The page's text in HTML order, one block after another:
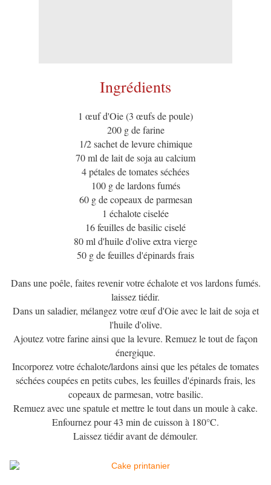
Ingrédients
1 œuf d'Oie (3 œufs de poule)
200 g de farine
1/2 sachet de levure chimique
70 ml de lait de soja au calcium
4 pétales de tomates séchées
100 g de lardons fumés
60 g de copeaux de parmesan
1 échalote ciselée
16 feuilles de basilic ciselé
80 ml d'huile d'olive extra vierge
50 g de feuilles d'épinards frais
Dans une poêle, faites revenir votre échalote et vos lardons fumés.
laissez tiédir.
Dans un saladier, mélangez votre œuf d'Oie avec le lait de soja et
l'huile d'olive.
Ajoutez votre farine ainsi que la levure. Remuez le tout de façon
énergique.
Incorporez votre échalote/lardons ainsi que les pétales de tomates
séchées coupées en petits cubes, les feuilles d'épinards frais, les
copeaux de parmesan, votre basilic.
Remuez avec une spatule et mettre le tout dans un moule à cake.
Enfournez pour 43 min de cuisson à 180°C.
Laissez tiédir avant de démouler.